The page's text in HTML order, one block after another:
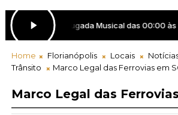
Home Florianópolis Locais
Trânsito
Marco Legal das Ferrovias em
Marco Legal das